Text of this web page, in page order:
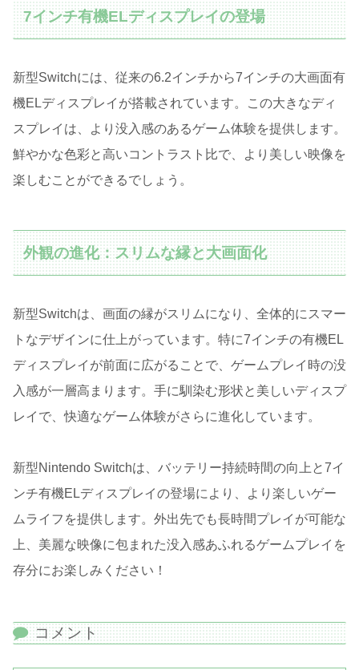
7インチ有機ELディスプレイの登場
新型Switchには、従来の6.2インチから7インチの大画面有
機ELディスプレイが搭載されています。この大きなディ
スプレイは、より没入感のあるゲーム体験を提供します。
鮮やかな色彩と高いコントラスト比で、より美しい映像を
楽しむことができるでしょう。
外観の進化：スリムな縁と大画面化
新型Switchは、画面の縁がスリムになり、全体的にスマー
トなデザインに仕上がっています。特に7インチの有機EL
ディスプレイが前面に広がることで、ゲームプレイ時の没
入感が一層高まります。手に馴染む形状と美しいディスプ
レイで、快適なゲーム体験がさらに進化しています。
新型Nintendo Switchは、バッテリー持続時間の向上と7イ
ンチ有機ELディスプレイの登場により、より楽しいゲー
ムライフを提供します。外出先でも長時間プレイが可能な
上、美麗な映像に包まれた没入感あふれるゲームプレイを
存分にお楽しみください！
コメント